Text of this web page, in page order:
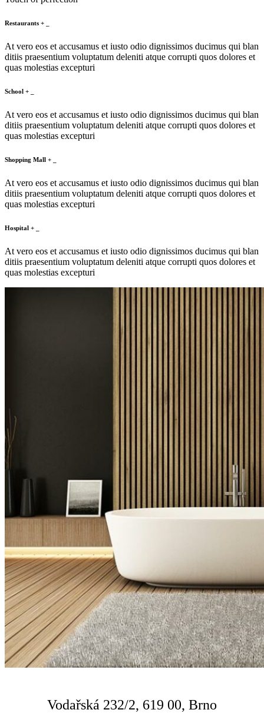
Restaurants +
At vero eos et accusamus et iusto odio dignissimos ducimus qui blan
ditiis praesentium voluptatum deleniti atque corrupti quos dolores et
quas molestias excepturi
School +
At vero eos et accusamus et iusto odio dignissimos ducimus qui blan
ditiis praesentium voluptatum deleniti atque corrupti quos dolores et
quas molestias excepturi
Shopping Mall +
At vero eos et accusamus et iusto odio dignissimos ducimus qui blan
ditiis praesentium voluptatum deleniti atque corrupti quos dolores et
quas molestias excepturi
Hospital +
At vero eos et accusamus et iusto odio dignissimos ducimus qui blan
ditiis praesentium voluptatum deleniti atque corrupti quos dolores et
quas molestias excepturi
Vodařská 232/2, 619 00, Brno